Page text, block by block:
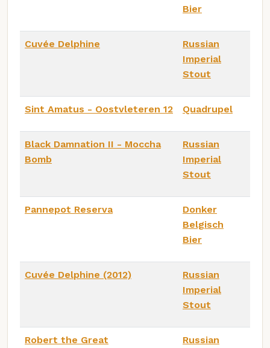
Bier
Cuvée Delphine
Russian
Imperial
Stout
Sint Amatus - Oostvleteren 12 Quadrupel
Black Damnation II - Moccha
Bomb
Russian
Imperial
Stout
Pannepot Reserva
Donker
Belgisch
Bier
Cuvée Delphine (2012)
Russian
Imperial
Stout
Robert the Great
Russian